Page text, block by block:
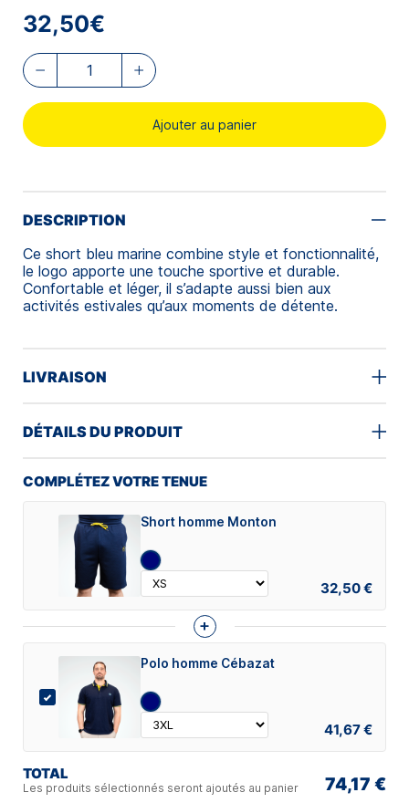
32,50€
Ajouter au panier
DESCRIPTION
Ce short bleu marine combine style et fonctionnalité,
le logo apporte une touche sportive et durable.
Confortable et léger, il s’adapte aussi bien aux
activités estivales qu’aux moments de détente.
LIVRAISON
DÉTAILS DU PRODUIT
COMPLÉTEZ VOTRE TENUE
Short homme Monton
32,50 €
+
Polo homme Cébazat
41,67 €
TOTAL
Les produits sélectionnés seront ajoutés au panier 74,17 €